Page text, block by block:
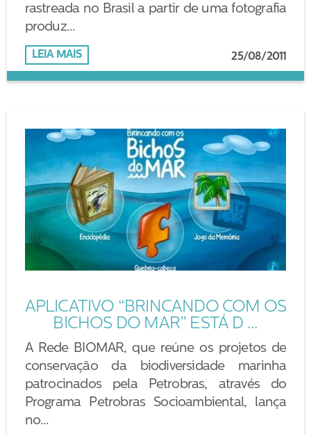
rastreada no Brasil a partir de uma fotografia
produz...
25/08/2011
LEIA MAIS
APLICATIVO “BRINCANDO COM OS
BICHOS DO MAR” ESTÁ D ...
A Rede BIOMAR, que reúne os projetos de
conservação da biodiversidade marinha
patrocinados pela Petrobras, através do
Programa Petrobras Socioambiental, lança
no...